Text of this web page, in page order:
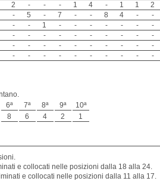
2 - - - 1 4 - 1 1 2
- 5 - 7 - - 8 4 - -
- - 1 - - - - - - -
- - - - - - - - - -
- - - - - - - - - -
- - - - - - - - - -
6ª 7ª 8ª 9ª
10ª
8 6 4 2 1
e collocati nelle posizioni dalla 18 alla 24.
e collocati nelle posizioni dalla 11 alla 17.